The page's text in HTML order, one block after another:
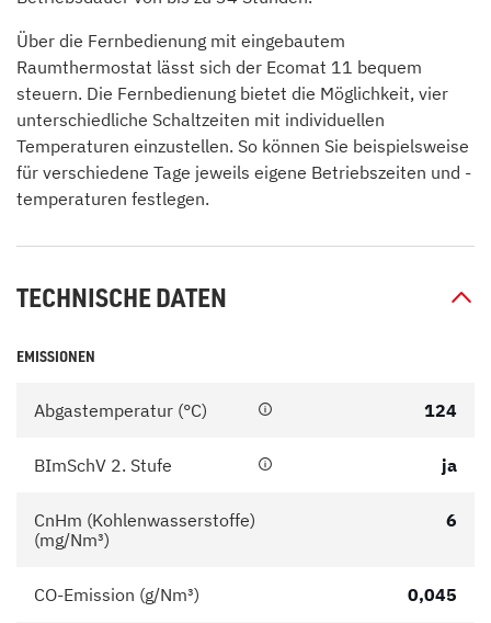
Über die Fernbedienung mit eingebautem
Raumthermostat lässt sich der Ecomat 11 bequem
steuern. Die Fernbedienung bietet die Möglichkeit, vier
unterschiedliche Schaltzeiten mit individuellen
Temperaturen einzustellen. So können Sie beispielsweise
für verschiedene Tage jeweils eigene Betriebszeiten und -
temperaturen festlegen.
TECHNISCHE DATEN
EMISSIONEN
Abgastemperatur (°C) 124
BImSchV 2. Stufe ja
CnHm (Kohlenwasserstoffe)
(mg/Nm³)
6
CO-Emission (g/Nm³) 0,045